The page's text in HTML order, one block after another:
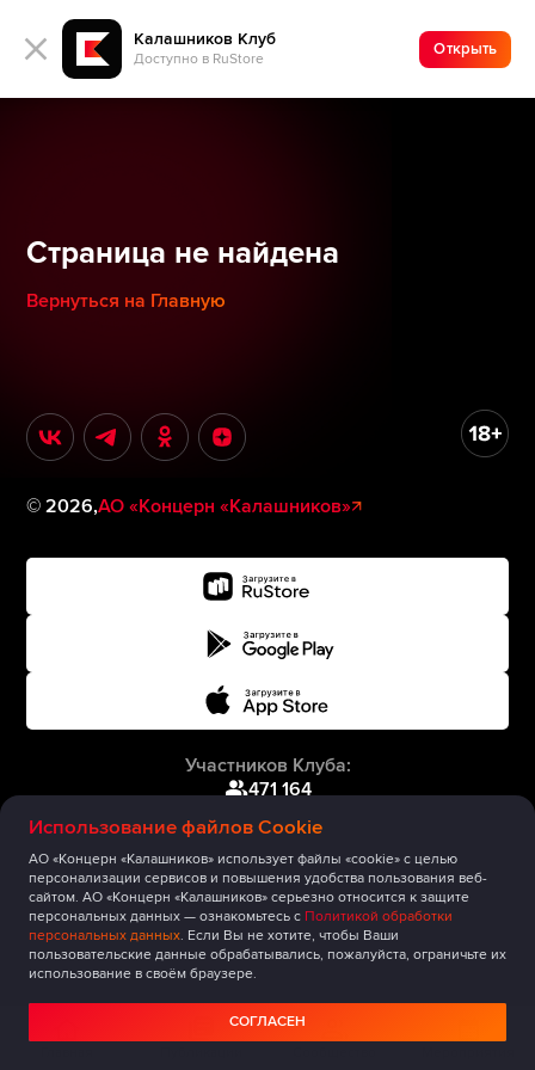
Калашников Клуб
Доступно в RuStore
Открыть
Использование файлов Cookie
АО «Концерн «Калашников» использует файлы «cookie» с целью
персонализации сервисов и повышения удобства пользования веб-
сайтом. АО «Концерн «Калашников» серьезно относится к защите
персональных данных — ознакомьтесь с Политикой обработки
персональных данных. Если Вы не хотите, чтобы Ваши
пользовательские данные обрабатывались, пожалуйста, ограничьте их
использование в своём браузере.
СОГЛАСЕН
Страница не найдена
Вернуться на Главную
©2026,АО «Концерн «Калашников»
Участников Клуба:
471 164